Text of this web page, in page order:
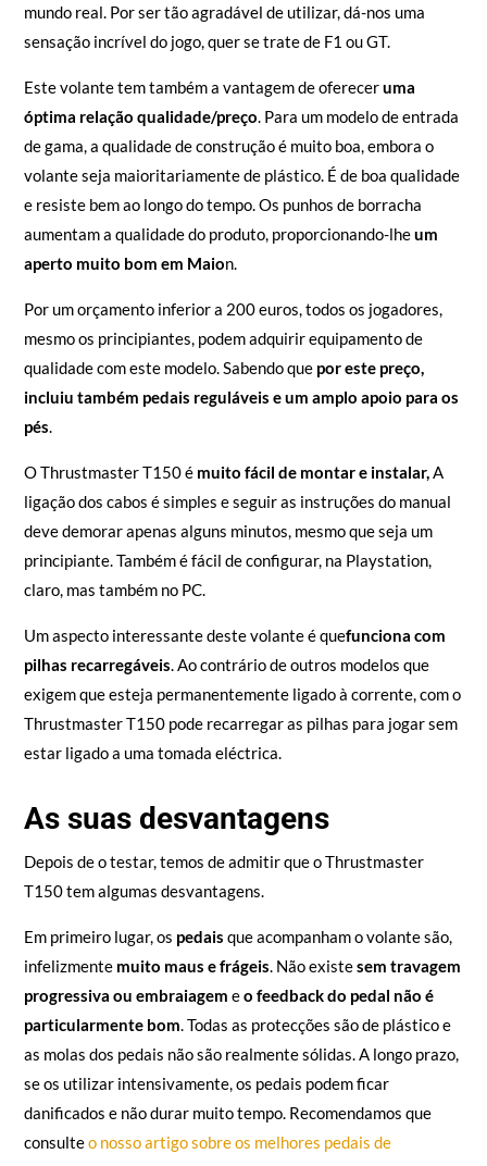
mundo real. Por ser tão agradável de utilizar, dá-nos uma
sensação incrível do jogo, quer se trate de F1 ou GT.
Este volante tem também a vantagem de ofereceruma
óptima relação qualidade/preço. Para um modelo de entrada
de gama, a qualidade de construção é muito boa, embora o
volante seja maioritariamente de plástico. É de boa qualidade
e resiste bem ao longo do tempo. Os punhos de borracha
aumentam a qualidade do produto, proporcionando-lheum
aperto muito bom em Maion.
Por um orçamento inferior a 200 euros, todos os jogadores,
mesmo os principiantes, podem adquirir equipamento de
qualidade com este modelo. Sabendo que por este preço,
incluiu também pedais reguláveis e um amplo apoio para os
pés.
O Thrustmaster T150 é muito fácil de montar e instalar,A
ligação dos cabos é simples e seguir as instruções do manual
deve demorar apenas alguns minutos, mesmo que seja um
principiante. Também é fácil de configurar, na Playstation,
claro, mas também no PC.
Um aspecto interessante deste volante é quefunciona com
pilhas recarregáveis. Ao contrário de outros modelos que
exigem que esteja permanentemente ligado à corrente, com o
Thrustmaster T150 pode recarregar as pilhas para jogar sem
estar ligado a uma tomada eléctrica.
As suas desvantagens
Depois de o testar, temos de admitir que o Thrustmaster
T150 tem algumas desvantagens.
Em primeiro lugar, os pedais que acompanham o volante são,
infelizmentemuito maus e frágeis. Não existesem travagem
progressiva ou embraiagem eo feedback do pedal não é
particularmente bom. Todas as protecções são de plástico e
as molas dos pedais não são realmente sólidas. A longo prazo,
se os utilizar intensivamente, os pedais podem ficar
danificados e não durar muito tempo. Recomendamos que
consulteo nosso artigo sobre os melhores pedais de